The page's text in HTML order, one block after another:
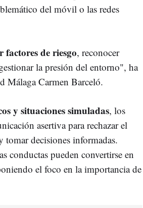
del móvil o las redes
de riesgo, reconocer
la presión del entorno", ha
Málaga Carmen Barceló.
y situaciones simuladas, los
asertiva para rechazar el
tomar decisiones informadas.
conductas pueden convertirse en
el foco en la importancia de